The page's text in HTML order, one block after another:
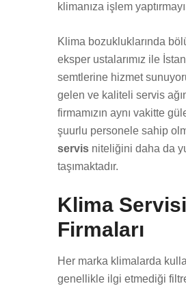
klimanıza işlem
Klima bozukluklarında
eksper ustalarımız ile
semtlerine hizmet
gelen ve kaliteli servis
firmamızın aynı vakitte
şuurlu personele sahip
servis niteliğini daha da
taşımaktadır.
Klima Servisi
Firmaları
Her marka klimalarda
genellikle ilgi etmediği